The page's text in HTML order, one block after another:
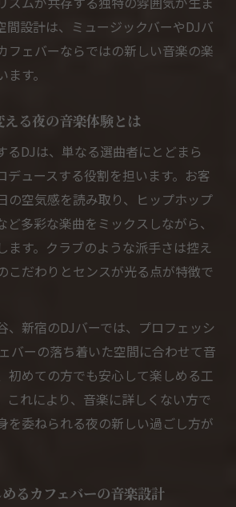
間設計は、ミュージックバーやDJバ
フェバーならではの新しい音楽の楽
す。
える夜の音楽体験とは
るDJは、単なる選曲者にとどまら
デュースする役割を担います。お客
の空気感を読み取り、ヒップホップ
多彩な楽曲をミックスしながら、
ます。クラブのような派手さは控え
こだわりとセンスが光る点が特徴で
、新宿のDJバーでは、プロフェッシ
バーの落ち着いた空間に合わせて音
初めての方でも安心して楽しめる工
これにより、音楽に詳しくない方で
を委ねられる夜の新しい過ごし方が
るカフェバーの音楽設計